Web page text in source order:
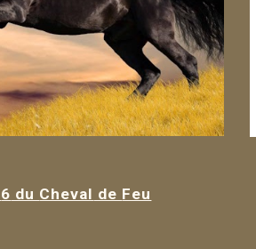
6 du Cheval de Feu